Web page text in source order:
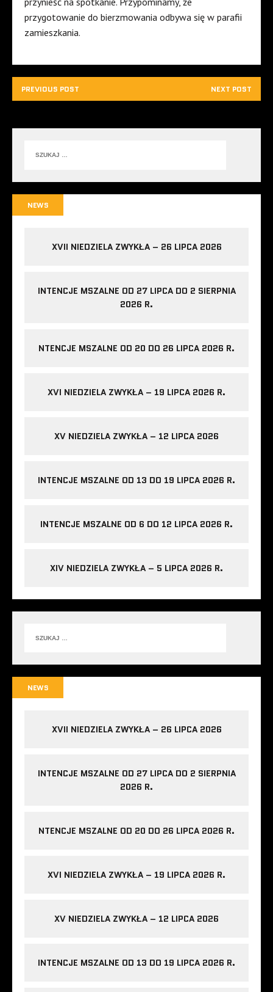
przygotowanie do bierzmowania odbywa się w parafii
zamieszkania.
PREVIOUS POST NEXT POST
NEWS
XVII NIEDZIELA ZWYKŁA – 26 LIPCA 2026
INTENCJE MSZALNE OD 27 LIPCA DO 2 SIERPNIA
2026 R.
NTENCJE MSZALNE OD 20 DO 26 LIPCA 2026 R.
XVI NIEDZIELA ZWYKŁA – 19 LIPCA 2026 R.
XV NIEDZIELA ZWYKŁA – 12 LIPCA 2026
INTENCJE MSZALNE OD 13 DO 19 LIPCA 2026 R.
INTENCJE MSZALNE OD 6 DO 12 LIPCA 2026 R.
XIV NIEDZIELA ZWYKŁA – 5 LIPCA 2026 R.
NEWS
XVII NIEDZIELA ZWYKŁA – 26 LIPCA 2026
INTENCJE MSZALNE OD 27 LIPCA DO 2 SIERPNIA
2026 R.
NTENCJE MSZALNE OD 20 DO 26 LIPCA 2026 R.
XVI NIEDZIELA ZWYKŁA – 19 LIPCA 2026 R.
XV NIEDZIELA ZWYKŁA – 12 LIPCA 2026
INTENCJE MSZALNE OD 13 DO 19 LIPCA 2026 R.